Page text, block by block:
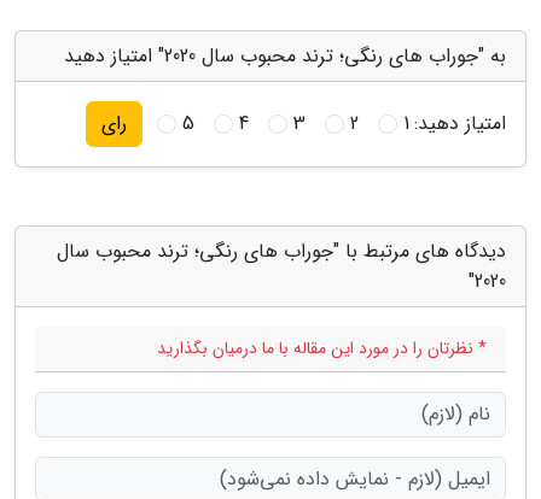
به "جوراب های رنگی؛ ترند محبوب سال 2020" امتیاز دهید
امتیاز دهید:1
2
3
4
5 رای
دیدگاه های مرتبط با "جوراب های رنگی؛ ترند محبوب سال
2020"
* نظرتان را در مورد این مقاله با ما درمیان بگذارید